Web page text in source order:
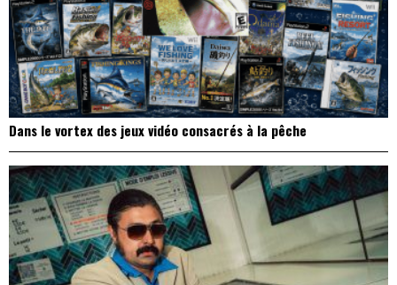
Dans le vortex des jeux vidéo consacrés à la pêche